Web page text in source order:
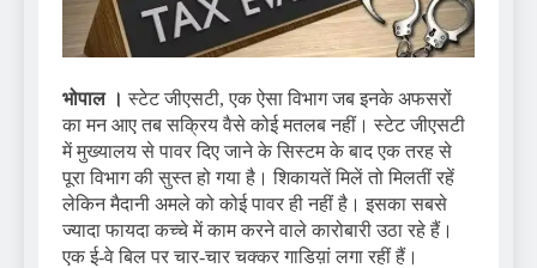
भोपाल ।स्टेट जीएसटी, एक ऐसा विभाग जब इनके अफसरों
का मन आए तब सक्रिय वैसे कोई मतलब नहीं। स्टेट जीएसटी
में मुख्यालय से पावर दिए जाने के सिस्टम के बाद एक तरह से
पूरा विभाग की सुस्त हो गया है। शिकायतें मिलें तो मिलतीं रहें
लेकिन मैदानी अमले को कोई पावर ही नहीं है। इसका सबसे
ज्यादा फायदा कच्चे में काम करने वाले कारोबारी उठा रहे हैं।
एक ई-वे बिल पर चार-चार चक्कर गाडिय़ां लगा रहीं हैं।